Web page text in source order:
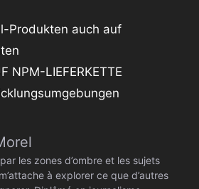
Produkten auch auf
NPM-LIEFERKETTE
les zones d’ombre et les sujets
à explorer ce que d’autres